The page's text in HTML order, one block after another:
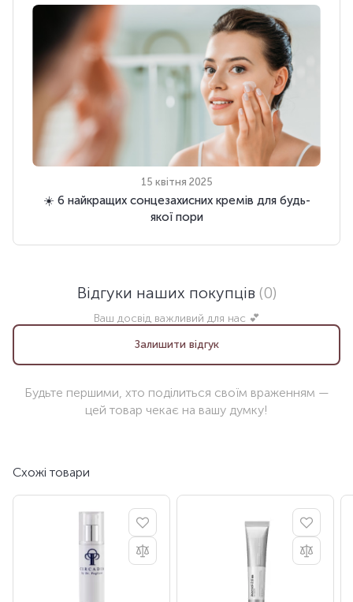
15 квітня 2025
☀️ 6 найкращих сонцезахисних кремів для будь-
якої пори
Відгуки наших покупців (0)
Ваш досвід важливий для нас 💕
Залишити відгук
Будьте першими, хто поділиться своїм враженням —
цей товар чекає на вашу думку!
Схожі товари